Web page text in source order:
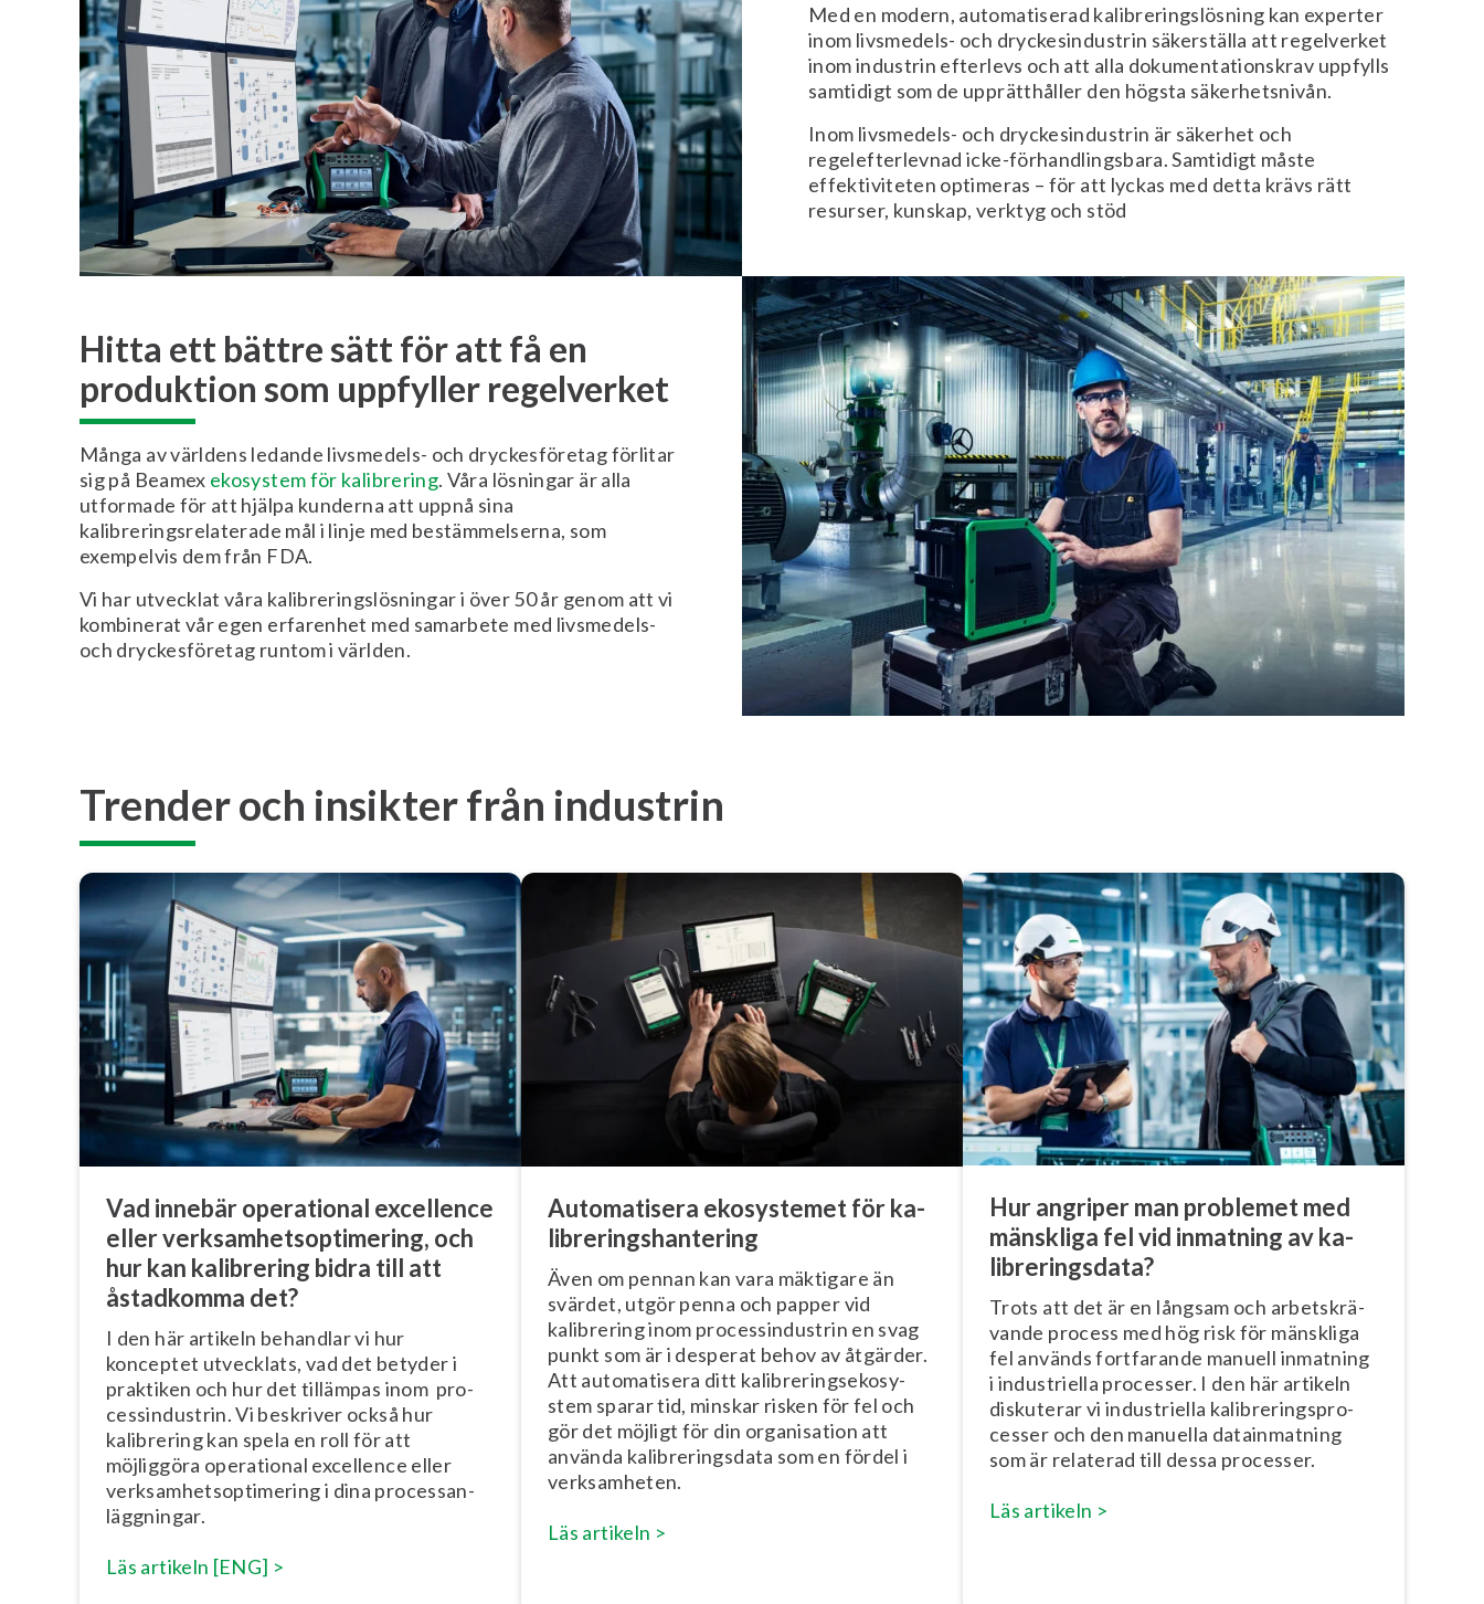
Med en modern, automatiserad kalibreringslösning kan experter
inom livsmedels- och dryckesindustrin säkerställa att regelverket
inom industrin efterlevs och att alla dokumentationskrav uppfylls
samtidigt som de upprätthåller den högsta säkerhetsnivån.
Inom livsmedels- och dryckesindustrin är säkerhet och
regelefterlevnad icke-förhandlingsbara. Samtidigt måste
effektiviteten optimeras – för att lyckas med detta krävs rätt
resurser, kunskap, verktyg och stöd
Hitta ett bättre sätt för att få en
produktion som uppfyller regelverket
Många av världens ledande livsmedels- och dryckesföretag förlitar
sig på Beamex ekosystem för kalibrering. Våra lösningar är alla
utformade för att hjälpa kunderna att uppnå sina
kalibreringsrelaterade mål i linje med bestämmelserna, som
exempelvis dem från FDA.
Vi har utvecklat våra kalibreringslösningar i över 50 år genom att vi
kombinerat vår egen erfarenhet med samarbete med livsmedels-
och dryckesföretag runtom i världen.
Trender och insikter från industrin
Vad innebär operational excellence
eller verk­sam­hets­op­ti­me­ring, och
hur kan kalibrering bidra till att
åstadkomma det?
I den här artikeln behandlar vi hur
konceptet utvecklats, vad det betyder i
praktiken och hur det tillämpas inom pro­
cess­in­du­strin. Vi beskriver också hur
kalibrering kan spela en roll för att
möjliggöra operational excellence eller
verk­sam­hets­op­ti­me­ring i dina pro­cess­an­
lägg­ning­ar.
Läs artikeln [ENG] >
Au­to­ma­ti­se­ra ekosystemet för ka­
libre­rings­han­te­ring
Även om pennan kan vara mäktigare än
svärdet, utgör penna och papper vid
kalibrering inom pro­cess­in­du­strin en svag
punkt som är i desperat behov av åtgärder.
Att au­to­ma­ti­se­ra ditt ka­libre­rings­e­ko­sy­
stem sparar tid, minskar risken för fel och
gör det möjligt för din or­ga­ni­sa­tion att
använda ka­libre­rings­da­ta som en fördel i
verk­sam­he­ten.
Läs artikeln >
Hur angriper man problemet med
mänskliga fel vid inmatning av ka­
libre­rings­da­ta?
Trots att det är en långsam och ar­bets­krä­
van­de process med hög risk för mänskliga
fel används fortfarande manuell inmatning
i in­dust­ri­el­la processer. I den här artikeln
diskuterar vi in­dust­ri­el­la ka­libre­rings­pro­
ces­ser och den manuella da­tain­mat­ning
som är relaterad till dessa processer.
Läs artikeln >